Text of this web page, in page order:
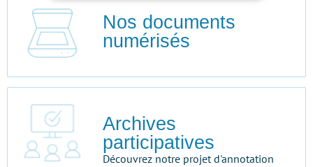
Nos documents
numérisés
Archives
participatives
Découvrez notre projet d'annotation